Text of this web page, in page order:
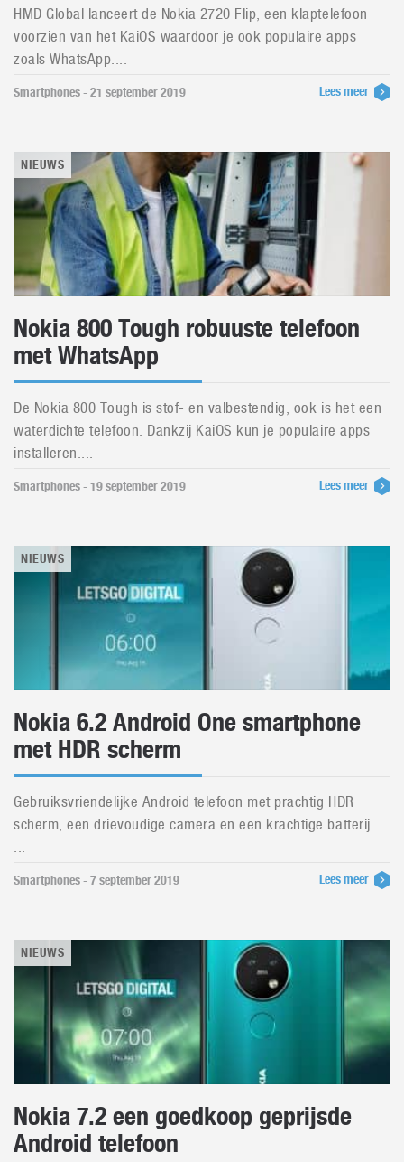
HMD Global lanceert de Nokia 2720 Flip, een klaptelefoon
voorzien van het KaiOS waardoor je ook populaire apps
zoals WhatsApp....
Smartphones - 21 september 2019 Lees meer
NIEUWS
Nokia 800 Tough robuuste telefoon
met WhatsApp
De Nokia 800 Tough is stof- en valbestendig, ook is het een
waterdichte telefoon. Dankzij KaiOS kun je populaire apps
installeren....
Smartphones - 19 september 2019 Lees meer
NIEUWS
Nokia 6.2 Android One smartphone
met HDR scherm
Gebruiksvriendelijke Android telefoon met prachtig HDR
scherm, een drievoudige camera en een krachtige batterij.
...
Smartphones - 7 september 2019 Lees meer
NIEUWS
Nokia 7.2 een goedkoop geprijsde
Android telefoon